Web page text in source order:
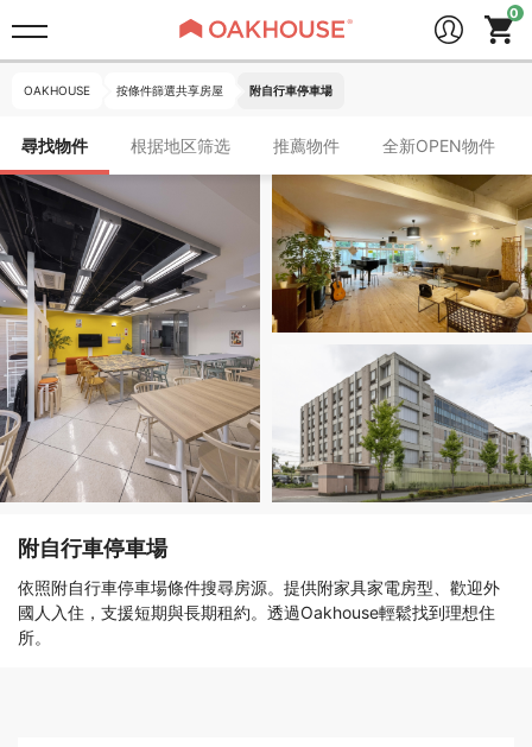
OAKHOUSE 按條件篩選共享房屋 附自行車停車場
尋找物件 根据地区筛选 推薦物件 全新OPEN物件
附自行車停車場
依照附自行車停車場條件搜尋房源。提供附家具家電房型、歡迎外
國人入住，支援短期與長期租約。透過Oakhouse輕鬆找到理想住
所。